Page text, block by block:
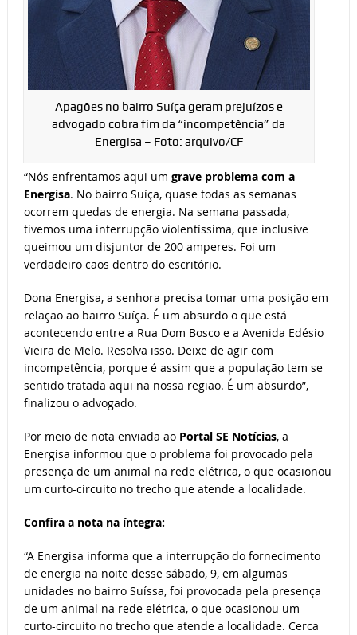
Apagões no bairro Suíça geram prejuízos e
advogado cobra fim da “incompetência” da
Energisa – Foto: arquivo/CF
“Nós enfrentamos aqui um grave problema com a
Energisa. No bairro Suíça, quase todas as semanas
ocorrem quedas de energia. Na semana passada,
tivemos uma interrupção violentíssima, que inclusive
queimou um disjuntor de 200 amperes. Foi um
verdadeiro caos dentro do escritório.
Dona Energisa, a senhora precisa tomar uma posição em
relação ao bairro Suíça. É um absurdo o que está
acontecendo entre a Rua Dom Bosco e a Avenida Edésio
Vieira de Melo. Resolva isso. Deixe de agir com
incompetência, porque é assim que a população tem se
sentido tratada aqui na nossa região. É um absurdo”,
finalizou o advogado.
Por meio de nota enviada ao Portal SE Notícias, a
Energisa informou que o problema foi provocado pela
presença de um animal na rede elétrica, o que ocasionou
um curto-circuito no trecho que atende a localidade.
Confira a nota na íntegra:
“A Energisa informa que a interrupção do fornecimento
de energia na noite desse sábado, 9, em algumas
unidades no bairro Suíssa, foi provocada pela presença
de um animal na rede elétrica, o que ocasionou um
curto-circuito no trecho que atende a localidade. Cerca